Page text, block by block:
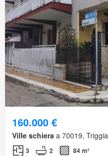
160.000 €
Ville schiera a 70019,
3 2
84 m²